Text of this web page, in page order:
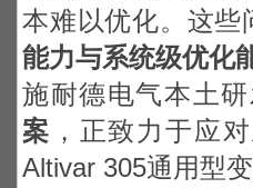
本难以优化。这些
能力与系统级优化
施耐德电气本土
案 ，正致力于应
Altivar 305通用型